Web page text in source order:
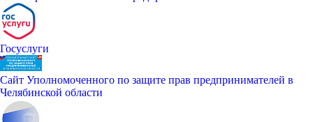
Госуслуги
Сайт Уполномоченного по защите прав предпринимателей в
Челябинской области